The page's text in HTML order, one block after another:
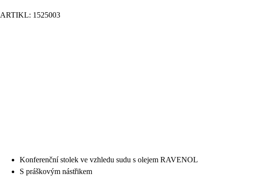
ARTIKL: 1525003
Konferenční stolek ve vzhledu sudu s olejem RAVENOL
S práškovým nástřikem